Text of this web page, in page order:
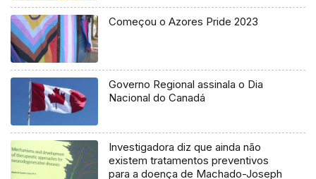
Começou o Azores Pride 2023
Governo Regional assinala o Dia
Nacional do Canadá
Investigadora diz que ainda não
existem tratamentos preventivos
para a doença de Machado-Joseph